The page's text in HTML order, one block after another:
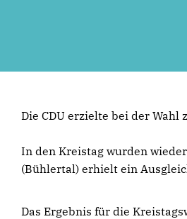
Die CDU erzielte bei der
In den Kreistag wurden
(Bühlertal) erhielt ein
Das Ergebnis für die